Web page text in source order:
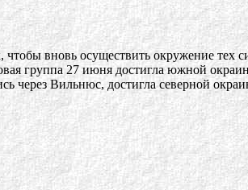
вновь осуществить окружение тех
группа 27 июня достигла южной
через Вильнюс, достигла северной